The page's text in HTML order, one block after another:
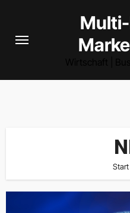
springen
Start